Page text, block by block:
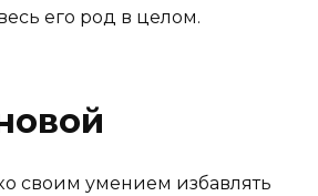
его род в целом.
своим умением избавлять